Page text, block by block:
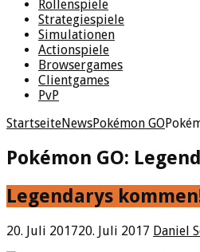
Rollenspiele
Strategiespiele
Simulationen
Actionspiele
Browsergames
Clientgames
PvP
StartseiteNewsPokémon GO
Pokémon GO:
Legendarys
20. Juli 201720. Juli 2017 Daniel